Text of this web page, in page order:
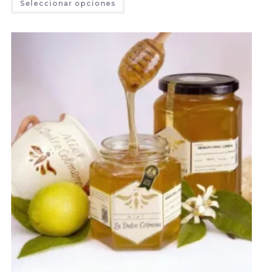
Seleccionar opciones